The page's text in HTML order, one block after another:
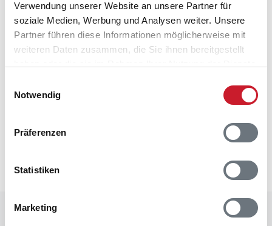
Verwendung unserer Website an unsere Partner für
soziale Medien, Werbung und Analysen weiter. Unsere
Partner führen diese Informationen möglicherweise mit
weiteren Daten zusammen, die Sie ihnen bereitgestellt
Notwendig
Präferenzen
Statistiken
Marketing
Sonstiges
Chromecast, Es ist möglich eigene TV- und
Streamingdienste über den Chromecast/ Apple-TV
des Hauses und Ihr eigenes Tablet/Smartphone zu
verfolgen.
Die aktuellen Verbrauchskosten finden Sie im
Raumaufteilung